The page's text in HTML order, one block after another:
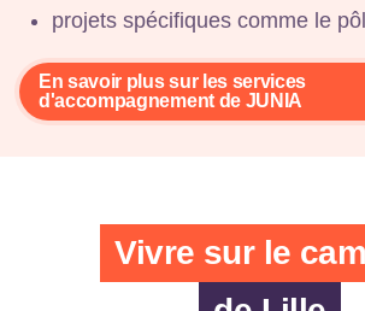
projets spécifiques comme le
En savoir plus sur les services
d'accompagnement de JUNIA
Vivre sur le